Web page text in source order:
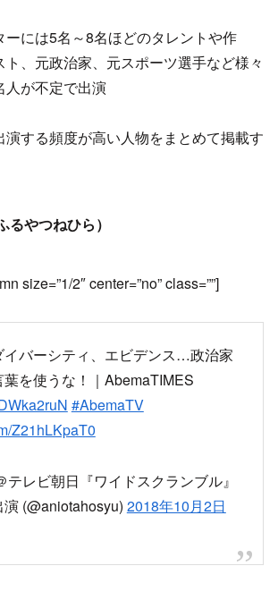
ーには5名～8名ほどのタレントや作
、元政治家、元スポーツ選手など様々
人が不定で出演
演する頻度が高い人物をまとめて掲載す
るやつねひら）
size=”1/2″ center=”no” class=””]
イバーシティ、エビデンス…政治家
を使うな！｜AbemaTIMES
#AbemaTV
Z21hLKpaT0
レビ朝日『ワイドスクランブル』
(@aniotahosyu) 2018年10月2日